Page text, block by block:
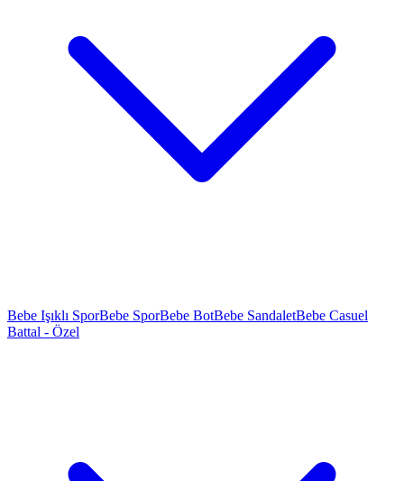
Bebe Işıklı SporBebe SporBebe BotBebe SandaletBebe Casuel
Battal - Özel